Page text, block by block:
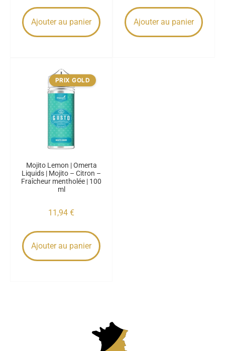
Ajouter au panier Ajouter au panier
PRIX GOLD
Mojito Lemon | Omerta
Liquids | Mojito – Citron –
Fraîcheur mentholée | 100
ml
11,94 €
Ajouter au panier